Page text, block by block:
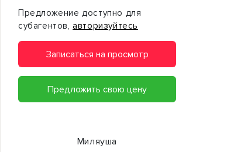
Предложение доступно для
субагентов,авторизуйтесь
Записаться на просмотр
Предложить свою цену
Миляуша